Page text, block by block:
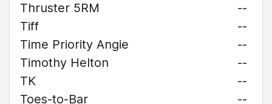
Thruster 5RM
--
Tiff
--
Time Priority Angie
--
Timothy Helton
--
TK
--
Toes-to-Bar
--